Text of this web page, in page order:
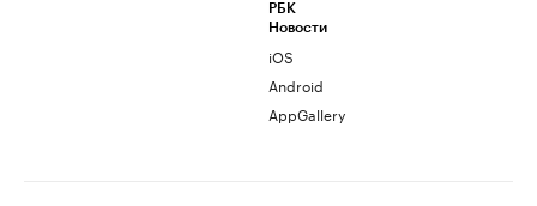
РБК
Новости
iOS
Android
AppGallery